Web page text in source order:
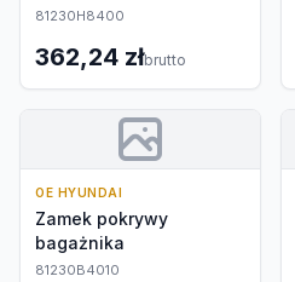
81230H8400
362,24 złbrutto
OE HYUNDAI
Zamek pokrywy
bagażnika
81230B4010